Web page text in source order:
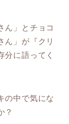
ん」とチョコ
ん」が『クリ
分に語ってく
の中で気にな
？